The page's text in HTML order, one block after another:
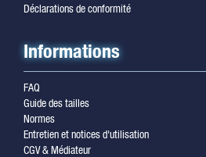
Déclarations de conformité
Informations
FAQ
Guide des tailles
Normes
Entretien et notices d'utilisation
CGV & Médiateur